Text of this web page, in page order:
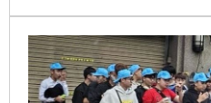
國民黨穩住基層，因為「國
了」。